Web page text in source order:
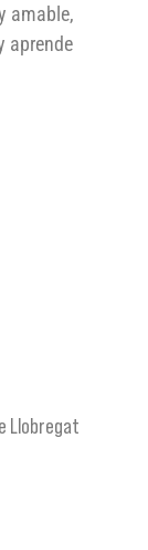
amable,
aprende
Llobregat